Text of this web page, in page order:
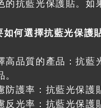
的抗藍光保護貼。如
如何選擇抗藍光保護
高品質的產品：抗藍
防護率：抗藍光保護
反光率：抗藍光保護